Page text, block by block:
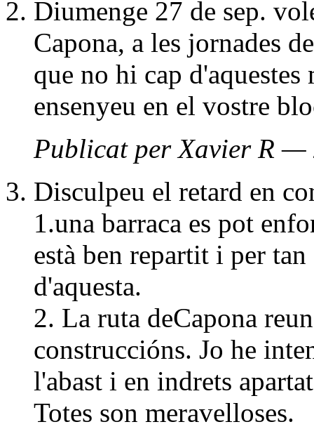
Diumenge 27 de sep.
Capona, a les jornades
que no hi cap
ensenyeu en el vostre
Publicat per Xavier R —
Disculpeu el retard en
1.una barraca es pot
està ben repartit i per
d'aquesta.
2. La ruta deCapona
construccións. Jo he
l'abast i en indrets
Totes son meravelloses.